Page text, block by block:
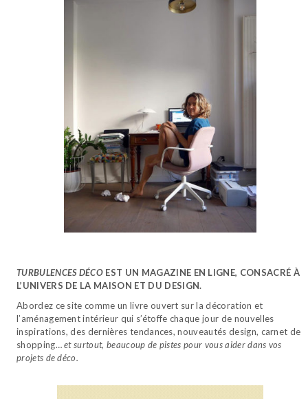
TURBULENCES DÉCO EST UN MAGAZINE EN LIGNE, CONSACRÉ À
L’UNIVERS DE LA MAISON ET DU DESIGN.
Abordez ce site comme un livre ouvert sur la décoration et
l’aménagement intérieur qui s’étoffe chaque jour de nouvelles
inspirations, des dernières tendances, nouveautés design, carnet de
shopping…et surtout, beaucoup de pistes pour vous aider dans vos
projets de déco.